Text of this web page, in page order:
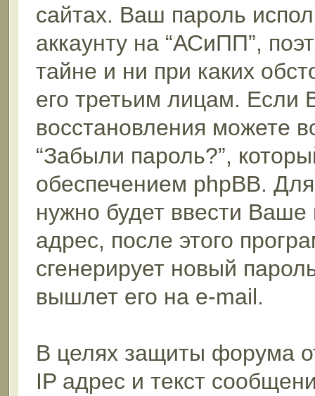
сайтах. Ваш пароль
аккаунту на “АСиПП”,
тайне и ни при каких
его третьим лицам. Если
восстановления можете
“Забыли пароль?”,
обеспечением phpBB.
нужно будет ввести
адрес, после этого
сгенерирует новый
вышлет его на e-mail.
В целях защиты форума
IP адрес и текст